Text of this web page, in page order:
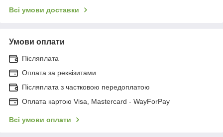
Всі умови доставки
Умови оплати
Післяплата
Оплата за реквізитами
Післяплата з частковою передоплатою
Оплата картою Visa, Mastercard - WayForPay
Всі умови оплати